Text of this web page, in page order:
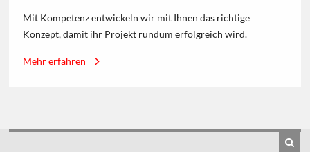
Mit Kompetenz entwickeln wir mit Ihnen das richtige
Konzept, damit ihr Projekt rundum erfolgreich wird.
Mehr erfahren